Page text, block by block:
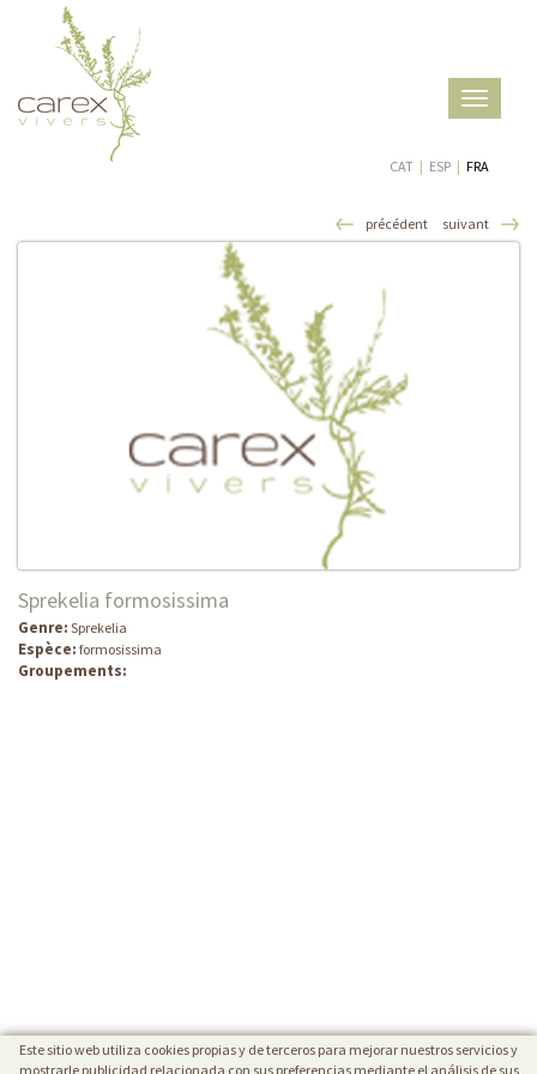
Toggle
CAT | ESP | FRA
précédent suivant
Sprekelia formosissima
Genre: Sprekelia
Espèce: formosissima
Groupements:
Este sitio web utiliza cookies propias y de terceros para mejorar nuestros servicios y
mostrarle publicidad relacionada con sus preferencias mediante el análisis de sus